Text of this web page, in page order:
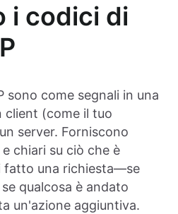
i codici di
sono come segnali in una
client (come il tuo
server. Forniscono
chiari su ciò che è
fatto una richiesta—se
qualcosa è andato
un'azione aggiuntiva.